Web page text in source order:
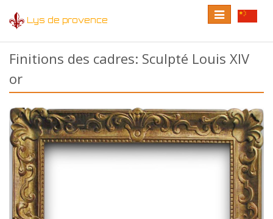
Lys de provence
Toggle
language
Toggle
navigation
Finitions des cadres: Sculpté Louis XIV
or